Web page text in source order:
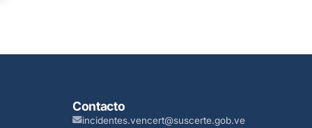
Contacto
incidentes.vencert@suscerte.gob.ve